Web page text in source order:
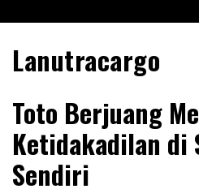
to
Lanutracargo
Toto Berjuang
Ketidakadilan di
Sendiri